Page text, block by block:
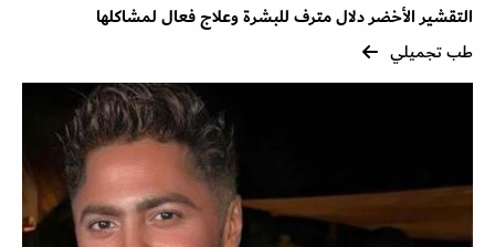
التقشير الأخضر دلال مترف للبشرة وعلاج فعال لمشاكلها
طب تجميلي